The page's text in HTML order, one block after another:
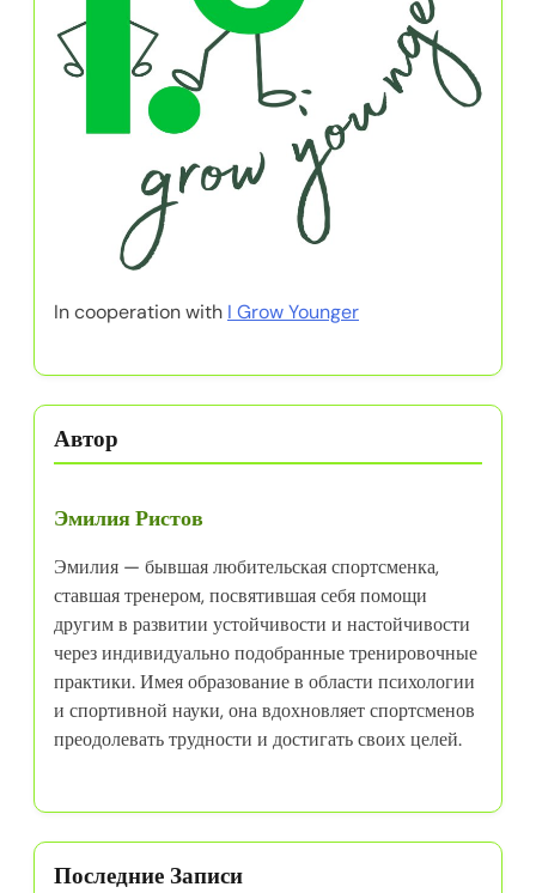
In cooperation with I Grow Younger
Автор
Эмилия Ристов
Эмилия — бывшая любительская спортсменка,
ставшая тренером, посвятившая себя помощи
другим в развитии устойчивости и настойчивости
через индивидуально подобранные тренировочные
практики. Имея образование в области психологии
и спортивной науки, она вдохновляет спортсменов
преодолевать трудности и достигать своих целей.
Последние Записи